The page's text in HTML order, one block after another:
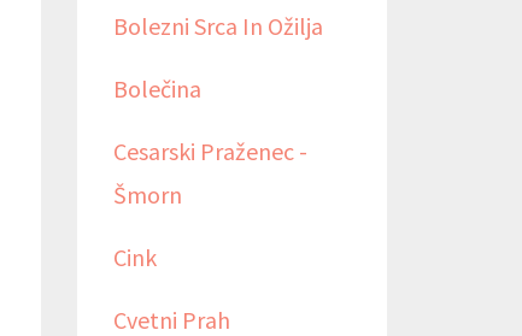
Bolezni Srca In Ožilja
Bolečina
Cesarski Praženec -
Šmorn
Cink
Cvetni Prah